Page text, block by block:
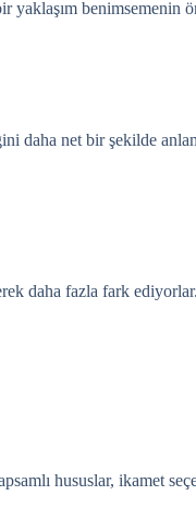
yaklaşım benimsemenin
net bir şekilde
daha fazla fark ediyorlar.
hususlar, ikamet